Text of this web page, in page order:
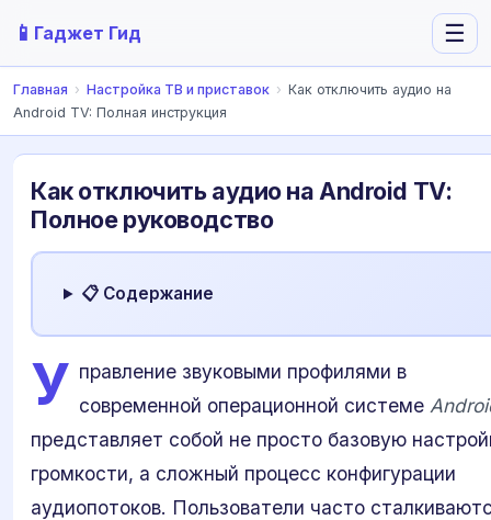
📱 Гаджет Гид ☰
Главная › Настройка ТВ и приставок › Как отключить аудио на
Android TV: Полная инструкция
Как отключить аудио на Android TV:
Полное руководство
📋 Содержание
У правление звуковыми профилями в
современной операционной системе
представляет собой не просто базовую
громкости, а сложный процесс конфигурации
аудиопотоков. Пользователи часто